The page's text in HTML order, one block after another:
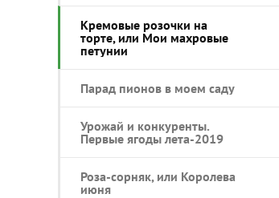
Кремовые розочки на
торте, или Мои махровые
петунии
Парад пионов в моем саду
Урожай и конкуренты.
Первые ягоды лета-2019
Роза-сорняк, или Королева
июня